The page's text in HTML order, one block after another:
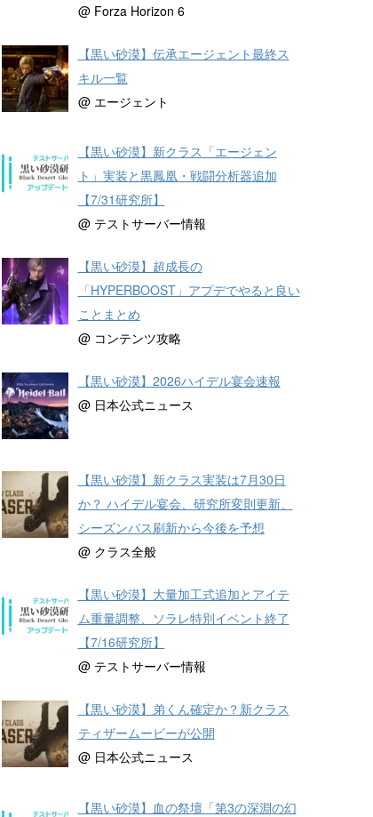
@ Forza Horizon 6
【黒い砂漠】伝承エージェント最終ス
キル一覧
@ エージェント
【黒い砂漠】新クラス「エージェン
ト」実装と黒鳳凰・戦闘分析器追加
【7/31研究所】
@ テストサーバー情報
【黒い砂漠】超成長の
「HYPERBOOST」アプデでやると良い
ことまとめ
@ コンテンツ攻略
【黒い砂漠】2026ハイデル宴会速報
@ 日本公式ニュース
【黒い砂漠】新クラス実装は7月30日
か？ ハイデル宴会、研究所変則更新、
シーズンパス刷新から今後を予想
@ クラス全般
【黒い砂漠】大量加工式追加とアイテ
ム重量調整、ソラレ特別イベント終了
【7/16研究所】
@ テストサーバー情報
【黒い砂漠】弟くん確定か？新クラス
ティザームービーが公開
@ 日本公式ニュース
【黒い砂漠】血の祭壇「第3の深淵の幻